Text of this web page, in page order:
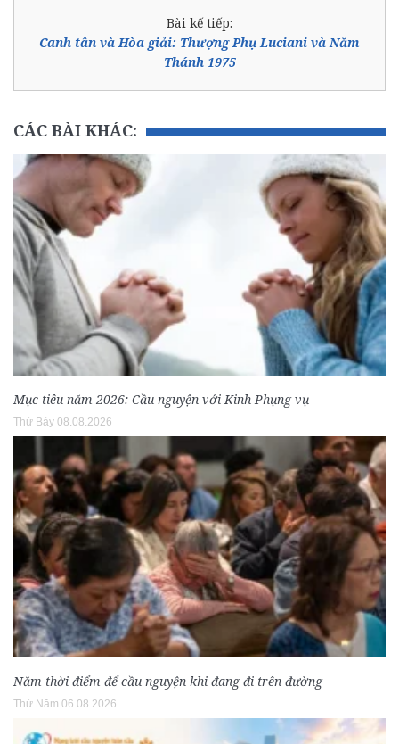
Bài kế tiếp:
Canh tân và Hòa giải: Thượng Phụ Luciani và Năm
Thánh 1975
CÁC BÀI KHÁC:
Mục tiêu năm 2026: Cầu nguyện với Kinh Phụng vụ
Thứ Bảy 08.08.2026
Năm thời điểm để cầu nguyện khi đang đi trên đường
Thứ Năm 06.08.2026